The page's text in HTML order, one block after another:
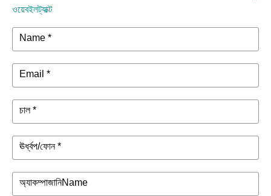
ওয়েবইলট্যাক্ট
Name *
Email *
চাল *
ঊর্ধ্বপ/ফোন *
অ্যাকম্পাজানিName